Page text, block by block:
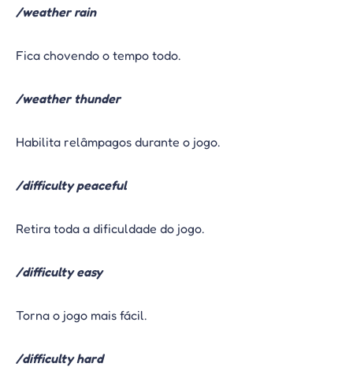
/weather rain
Fica chovendo o tempo todo.
/weather thunder
Habilita relâmpagos durante o jogo.
/difficulty peaceful
Retira toda a dificuldade do jogo.
/difficulty easy
Torna o jogo mais fácil.
/difficulty hard